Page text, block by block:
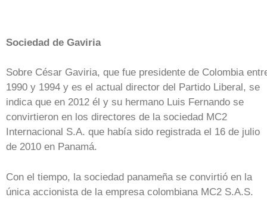
Sociedad de Gaviria
Sobre César Gaviria, que fue presidente de Colombia
1990 y 1994 y es el actual director del Partido Liberal, se
indica que en 2012 él y su hermano Luis Fernando se
convirtieron en los directores de la sociedad MC2
Internacional S.A. que había sido registrada el 16 de julio
de 2010 en Panamá.
Con el tiempo, la sociedad panameña se convirtió en la
única accionista de la empresa colombiana MC2 S.A.S.